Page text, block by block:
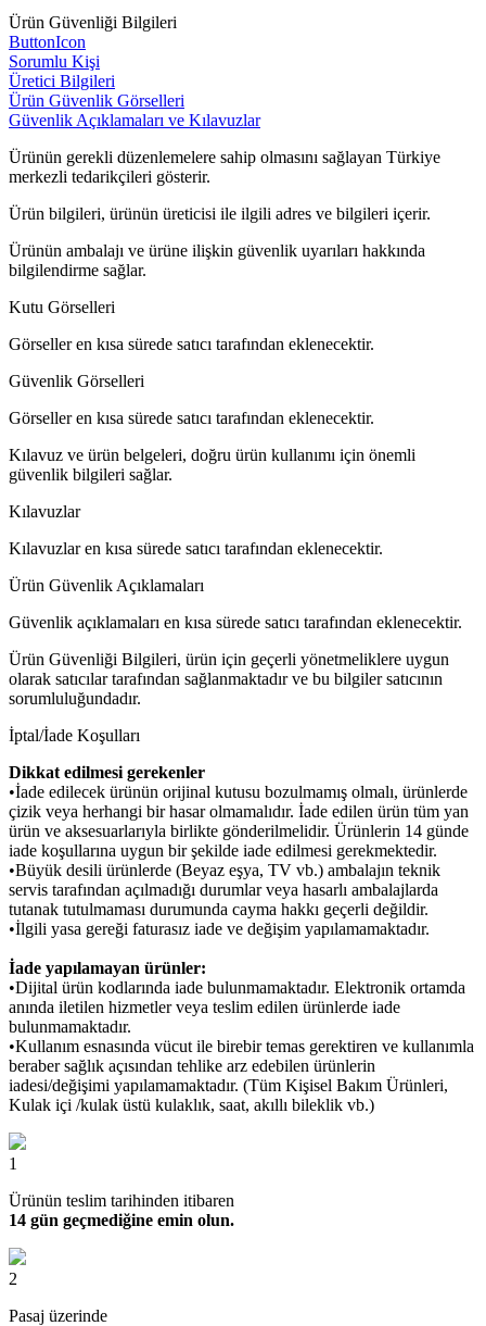
Ürün Güvenliği Bilgileri
ButtonIcon
Sorumlu Kişi
Üretici Bilgileri
Ürün Güvenlik Görselleri
Güvenlik Açıklamaları ve Kılavuzlar
Ürünün gerekli düzenlemelere sahip olmasını sağlayan Türkiye
merkezli tedarikçileri gösterir.
Ürün bilgileri, ürünün üreticisi ile ilgili adres ve bilgileri içerir.
Ürünün ambalajı ve ürüne ilişkin güvenlik uyarıları hakkında
bilgilendirme sağlar.
Kutu Görselleri
Görseller en kısa sürede satıcı tarafından eklenecektir.
Güvenlik Görselleri
Görseller en kısa sürede satıcı tarafından eklenecektir.
Kılavuz ve ürün belgeleri, doğru ürün kullanımı için önemli
güvenlik bilgileri sağlar.
Kılavuzlar
Kılavuzlar en kısa sürede satıcı tarafından eklenecektir.
Ürün Güvenlik Açıklamaları
Güvenlik açıklamaları en kısa sürede satıcı tarafından eklenecektir.
Ürün Güvenliği Bilgileri, ürün için geçerli yönetmeliklere uygun
olarak satıcılar tarafından sağlanmaktadır ve bu bilgiler satıcının
sorumluluğundadır.
İptal/İade Koşulları
Dikkat edilmesi gerekenler
•İade edilecek ürünün orijinal kutusu bozulmamış olmalı, ürünlerde
çizik veya herhangi bir hasar olmamalıdır. İade edilen ürün tüm yan
ürün ve aksesuarlarıyla birlikte gönderilmelidir. Ürünlerin 14 günde
iade koşullarına uygun bir şekilde iade edilmesi gerekmektedir.
•Büyük desili ürünlerde (Beyaz eşya, TV vb.) ambalajın teknik
servis tarafından açılmadığı durumlar veya hasarlı ambalajlarda
tutanak tutulmaması durumunda cayma hakkı geçerli değildir.
•İlgili yasa gereği faturasız iade ve değişim yapılamamaktadır.
İade yapılamayan ürünler:
•Dijital ürün kodlarında iade bulunmamaktadır. Elektronik ortamda
anında iletilen hizmetler veya teslim edilen ürünlerde iade
bulunmamaktadır.
•Kullanım esnasında vücut ile birebir temas gerektiren ve kullanımla
beraber sağlık açısından tehlike arz edebilen ürünlerin
iadesi/değişimi yapılamamaktadır. (Tüm Kişisel Bakım Ürünleri,
Kulak içi /kulak üstü kulaklık, saat, akıllı bileklik vb.)
1
Ürünün teslim tarihinden itibaren
14 gün geçmediğine emin olun.
2
Pasaj üzerinde